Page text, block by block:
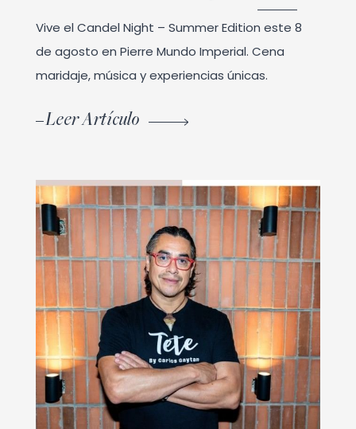
Vive el Candel Night – Summer Edition este 8
de agosto en Pierre Mundo Imperial. Cena
maridaje, música y experiencias únicas.
Leer Artículo